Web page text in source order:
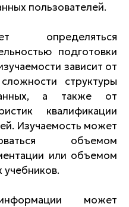
пользователей.
определяться
подготовки
зависит от
структуры
а также от
квалификации
Изучаемость может
объемом
или объемом
учебников.
может